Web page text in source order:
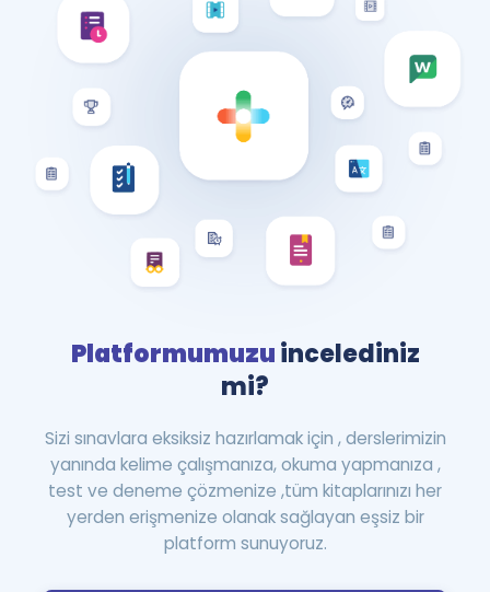
Platformumuzuincelediniz
mi?
Sizi sınavlara eksiksiz hazırlamak için , derslerimizin
yanında kelime çalışmanıza, okuma yapmanıza ,
test ve deneme çözmenize ,tüm kitaplarınızı her
yerden erişmenize olanak sağlayan eşsiz bir
platform sunuyoruz.